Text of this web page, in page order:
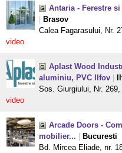
Antaria - Ferestre
Brasov
Calea Fagarasului, Nr.
video
Aplast Wood
aluminiu, PVC Ilfov
Sos. Giurgiului, Nr.
video
Arcade Doors -
mobilier...
Bucuresti
Bd. Mircea Eliade, nr.